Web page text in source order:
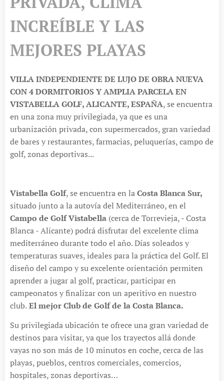
INCREÍBLE Y LAS
MEJORES PLAYAS
VILLA INDEPENDIENTE DE LUJO DE OBRA NUEVA
CON 4 DORMITORIOS Y AMPLIA PARCELA EN
VISTABELLA GOLF, ALICANTE, ESPAÑA, se encuentra
en una zona muy privilegiada, ya que es una
urbanización privada, con supermercados, gran variedad
de bares y restaurantes, farmacias, peluquerías, campo de
golf, zonas deportivas...
Vistabella Golf, se encuentra en laCosta Blanca Sur,
situado junto a la autovía del Mediterráneo, en el
Campo de Golf Vistabella (cerca de Torrevieja, - Costa
Blanca - Alicante) podrá disfrutar del excelente clima
mediterráneo durante todo el año. Días soleados y
temperaturas suaves, ideales para la práctica del Golf. El
diseño del campo y su excelente orientación permiten
aprender a jugar al golf, practicar, participar en
campeonatos y finalizar con un aperitivo en nuestro
club.El mejor Club de Golf de la Costa Blanca.
Su privilegiada ubicación te ofrece una gran variedad de
destinos para visitar, ya que los trayectos allá donde
vayas no son más de 10 minutos en coche, cerca de las
playas, pueblos, centros comerciales, comercios,
hospitales, zonas deportivas…